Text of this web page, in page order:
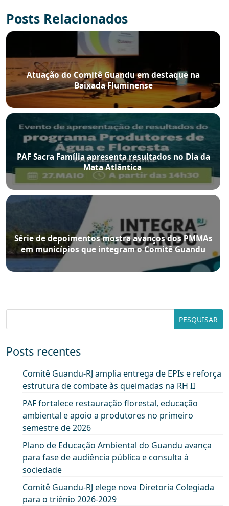
Posts Relacionados
Atuação do Comitê Guandu em destaque na
Baixada Fluminense
PAF Sacra Família apresenta resultados no Dia da
Mata Atlântica
Série de depoimentos mostra avanços dos PMMAs
em municípios que integram o Comitê Guandu
Posts recentes
Comitê Guandu-RJ amplia entrega de EPIs e reforça
estrutura de combate às queimadas na RH II
PAF fortalece restauração florestal, educação
ambiental e apoio a produtores no primeiro
semestre de 2026
Plano de Educação Ambiental do Guandu avança
para fase de audiência pública e consulta à
sociedade
Comitê Guandu-RJ elege nova Diretoria Colegiada
para o triênio 2026-2029